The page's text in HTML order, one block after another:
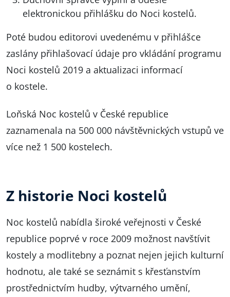
elektronickou přihlášku do Noci kostelů.
Poté budou editorovi uvedenému v přihlášce
zaslány přihlašovací údaje pro vkládání programu
Noci kostelů 2019 a aktualizaci informací
o kostele.
Loňská Noc kostelů v České republice
zaznamenala na 500 000 návštěvnických vstupů ve
více než 1 500 kostelech.
Z historie Noci kostelů
Noc kostelů nabídla široké veřejnosti v České
republice poprvé v roce 2009 možnost navštívit
kostely a modlitebny a poznat nejen jejich kulturní
hodnotu, ale také se seznámit s křesťanstvím
prostřednictvím hudby, výtvarného umění,